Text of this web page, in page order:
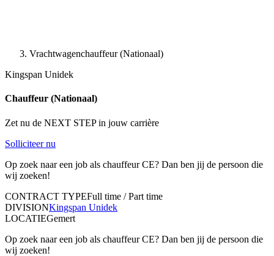
Vrachtwagenchauffeur (Nationaal)
Kingspan Unidek
Chauffeur (Nationaal)
Zet nu de NEXT STEP in jouw carrière
Solliciteer nu
Op zoek naar een job als chauffeur CE? Dan ben jij de persoon die
wij zoeken!
CONTRACT TYPEFull time / Part time
DIVISIONKingspan Unidek
LOCATIEGemert
Op zoek naar een job als chauffeur CE? Dan ben jij de persoon die
wij zoeken!